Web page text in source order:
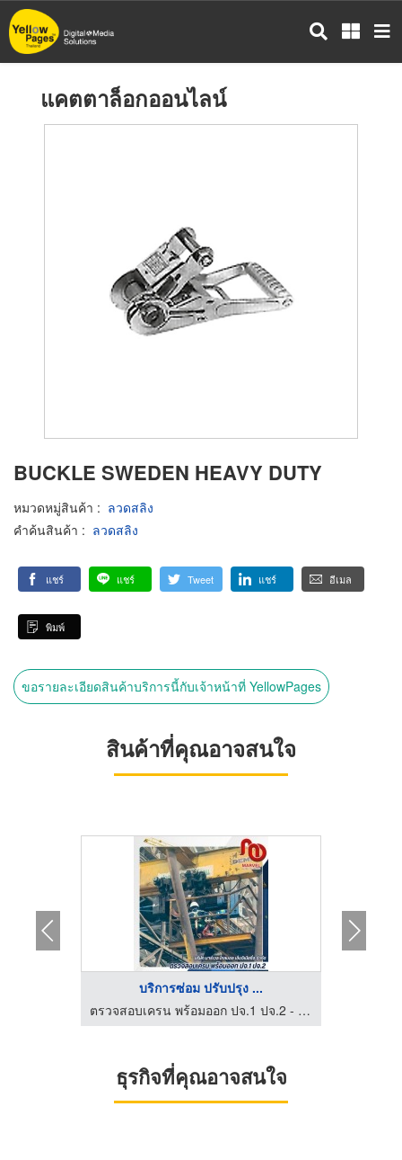
ข้าม
ไป
แคตตาล็อกออนไลน์
BUCKLE SWEDEN HEAVY DUTY
หมวดหมู่สินค้า : ลวดสลิง
คำค้นสินค้า : ลวดสลิง
แชร์ แชร์ Tweet แชร์ อีเมล
พิมพ์
ขอรายละเอียดสินค้าบริการนี้กับเจ้าหน้าที่ YellowPages
สินค้าที่คุณอาจสนใจ
บริการซ่อม ปรับปรุง ...
ตรวจสอบเครน พร้อมออก ปจ.1 ปจ.2 - มาร์เวล โกลบอล เอ็นจิเนียริ่ง
ธุรกิจที่คุณอาจสนใจ